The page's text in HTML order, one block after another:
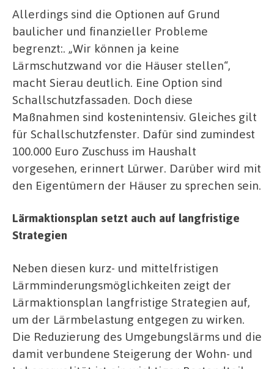
Allerdings sind die Optionen auf Grund
baulicher und finanzieller Probleme
begrenzt:. „Wir können ja keine
Lärmschutzwand vor die Häuser stellen“,
macht Sierau deutlich. Eine Option sind
Schallschutzfassaden. Doch diese
Maßnahmen sind kostenintensiv. Gleiches gilt
für Schallschutzfenster. Dafür sind zumindest
100.000 Euro Zuschuss im Haushalt
vorgesehen, erinnert Lürwer. Darüber wird mit
den Eigentümern der Häuser zu sprechen sein.
Lärmaktionsplan setzt auch auf langfristige
Strategien
Neben diesen kurz- und mittelfristigen
Lärmminderungsmöglichkeiten zeigt der
Lärmaktionsplan langfristige Strategien auf,
um der Lärmbelastung entgegen zu wirken.
Die Reduzierung des Umgebungslärms und die
damit verbundene Steigerung der Wohn- und